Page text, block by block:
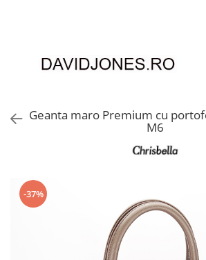
Accesorii
Genti din piele
Incaltaminte
Cizme si botine
Geanta maro Premium cu
M6
-37%